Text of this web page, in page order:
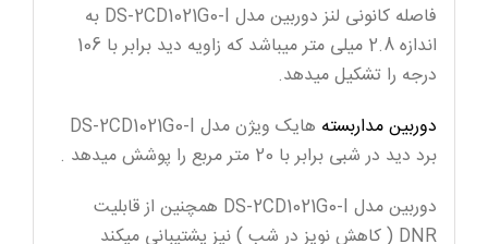
فاصله کانونی لنز دوربین مدل DS-2CD1021G0-I به
اندازه 2.8 میلی متر میباشد که زاویه دید برابر با 106
درجه را تشکیل میدهد.
دوربین مداربسته
هایک ویژن مدل DS-2CD1021G0-I
برد دید در شبی برابر با 20 متر مربع را پوشش میدهد .
دوربین مدل DS-2CD1021G0-I همچنین از قابلیت
DNR ( کاهش نویز در شب ) نیز پشتیبانی میکند